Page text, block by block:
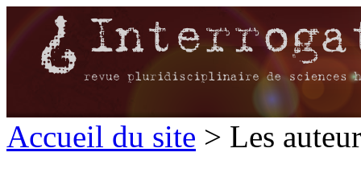
Accueil du site > Les